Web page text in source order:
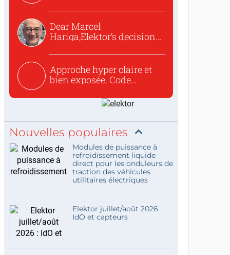
Dear Marcel
Hariga,Elektor’s decision
Approche hyper claire et
bien exposée. Code
Nouvelles populaires
Modules de puissance à
refroidissement liquide
direct pour les onduleurs de
traction des véhicules
utilitaires électriques
Elektor juillet/août 2026 :
IdO et capteurs